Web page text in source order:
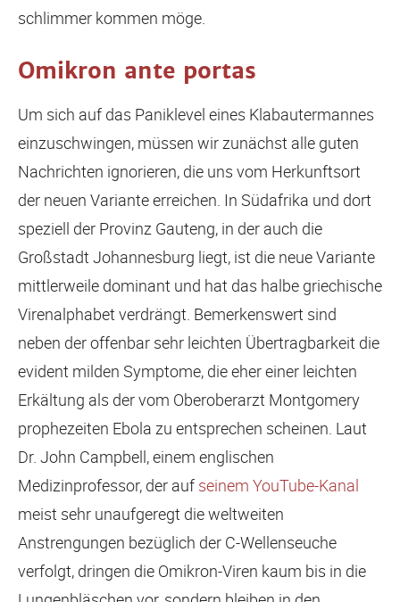
schlimmer kommen möge.
Omikron ante portas
Um sich auf das Paniklevel eines Klabautermannes
einzuschwingen, müssen wir zunächst alle guten
Nachrichten ignorieren, die uns vom Herkunftsort
der neuen Variante erreichen. In Südafrika und dort
speziell der Provinz Gauteng, in der auch die
Großstadt Johannesburg liegt, ist die neue Variante
mittlerweile dominant und hat das halbe griechische
Virenalphabet verdrängt. Bemerkenswert sind
neben der offenbar sehr leichten Übertragbarkeit die
evident milden Symptome, die eher einer leichten
Erkältung als der vom Oberoberarzt Montgomery
prophezeiten Ebola zu entsprechen scheinen. Laut
Dr. John Campbell, einem englischen
Medizinprofessor, der auf seinem YouTube-Kanal
meist sehr unaufgeregt die weltweiten
Anstrengungen bezüglich der C-Wellenseuche
verfolgt, dringen die Omikron-Viren kaum bis in die